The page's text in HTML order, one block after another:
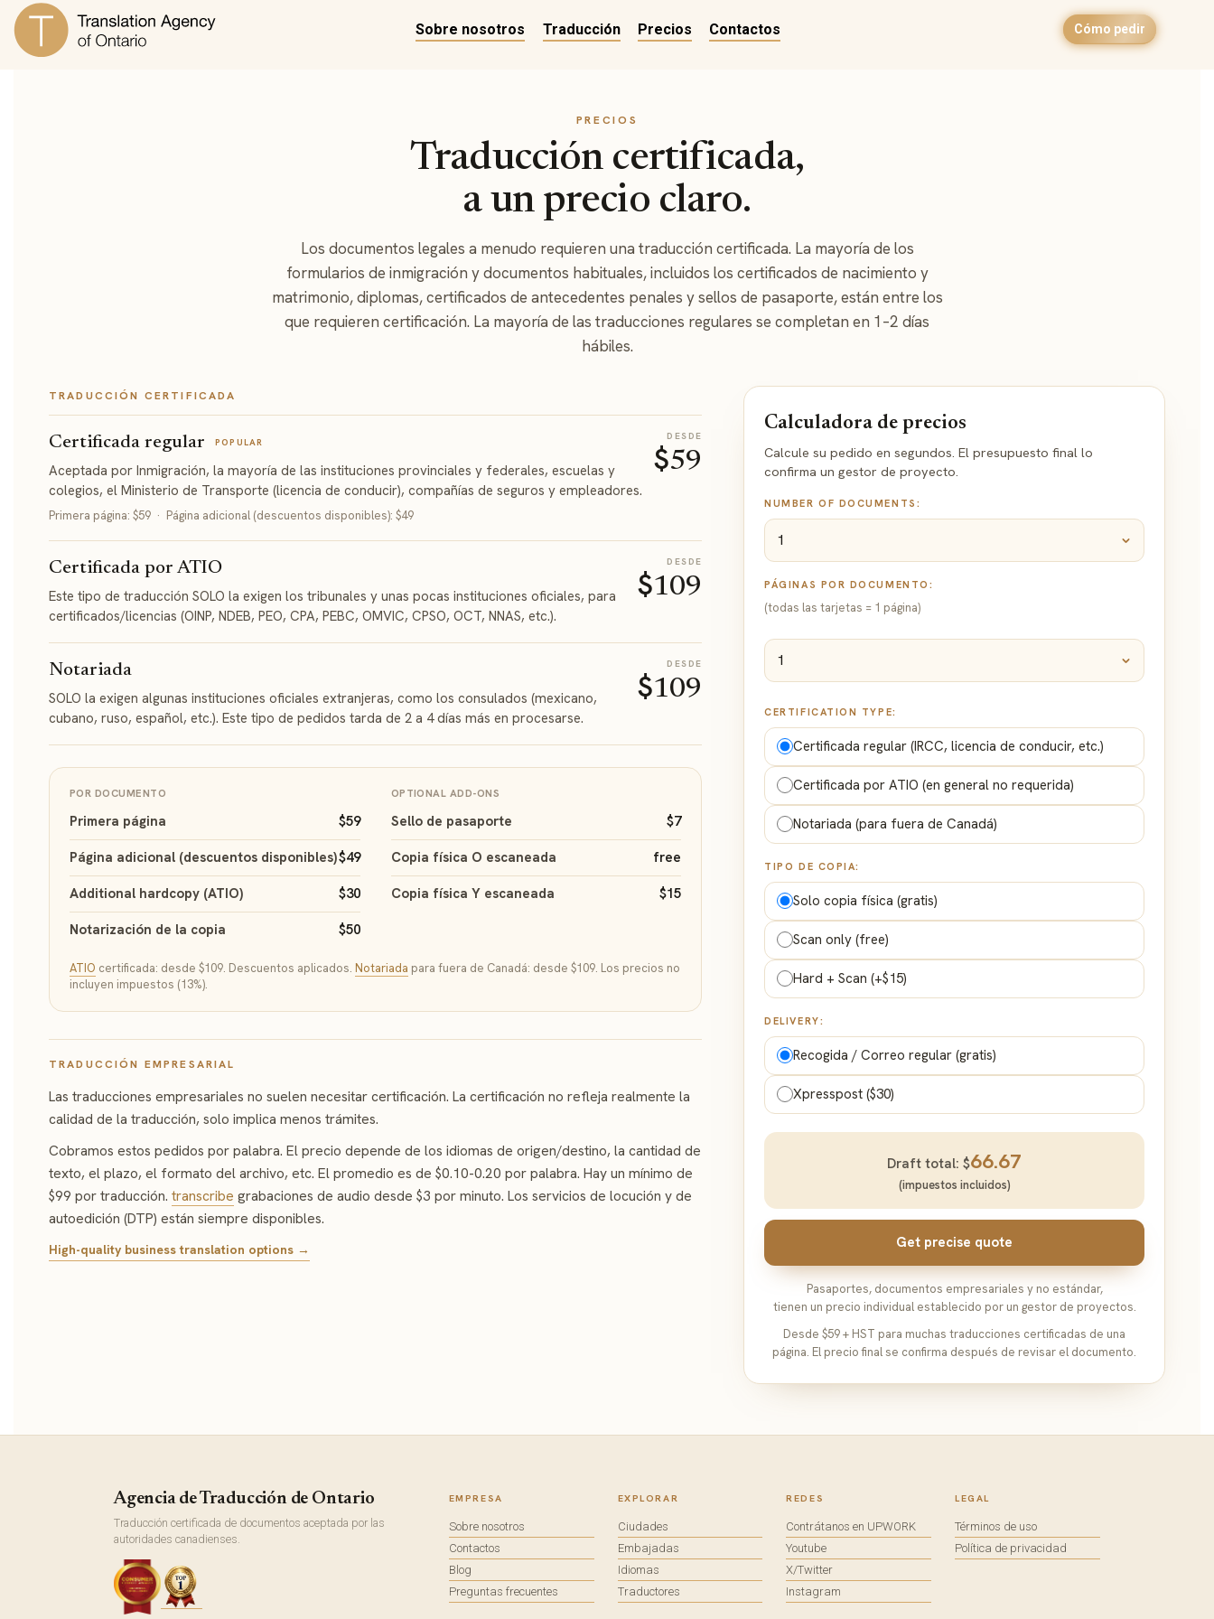
Cómo pedir
Sobre nosotros Traducción Precios Contactos
PRECIOS
Traducción certificada,
a un precio claro.
Los documentos legales a menudo requieren una traducción certificada. La mayoría de los
formularios de inmigración y documentos habituales, incluidos los certificados de nacimiento y
matrimonio, diplomas, certificados de antecedentes penales y sellos de pasaporte, están entre los
que requieren certificación. La mayoría de las traducciones regulares se completan en 1–2 días
hábiles.
TRADUCCIÓN CERTIFICADA
Certificada regular POPULAR
Aceptada por Inmigración, la mayoría de las instituciones provinciales y federales, escuelas y
colegios, el Ministerio de Transporte (licencia de conducir), compañías de seguros y empleadores.
Primera página: $59 · Página adicional (descuentos disponibles): $49
DESDE
$59
Certificada por ATIO
Este tipo de traducción SOLO la exigen los tribunales y unas pocas instituciones oficiales, para
certificados/licencias (OINP, NDEB, PEO, CPA, PEBC, OMVIC, CPSO, OCT, NNAS, etc.).
DESDE
$109
Notariada
SOLO la exigen algunas instituciones oficiales extranjeras, como los consulados (mexicano,
cubano, ruso, español, etc.). Este tipo de pedidos tarda de 2 a 4 días más en procesarse.
DESDE
$109
POR DOCUMENTO
Primera página
$59
Página adicional (descuentos disponibles)$49
Additional hardcopy (ATIO)
$30
Notarización de la copia
$50
OPTIONAL ADD-ONS
Sello de pasaporte
$7
Copia física O escaneada
free
Copia física Y escaneada
$15
ATIO certificada: desde $109. Descuentos aplicados. Notariada para fuera de Canadá: desde $109. Los precios no
incluyen impuestos (13%).
TRADUCCIÓN EMPRESARIAL
Las traducciones empresariales no suelen necesitar certificación. La certificación no refleja realmente la
calidad de la traducción, solo implica menos trámites.
Cobramos estos pedidos por palabra. El precio depende de los idiomas de origen/destino, la cantidad de
texto, el plazo, el formato del archivo, etc. El promedio es de $0.10-0.20 por palabra. Hay un mínimo de
$99 por traducción. transcribe grabaciones de audio desde $3 por minuto. Los servicios de locución y de
autoedición (DTP) están siempre disponibles.
High-quality business translation options →
Calculadora de precios
Calcule su pedido en segundos. El presupuesto final lo
confirma un gestor de proyecto.
NUMBER OF DOCUMENTS:
PÁGINAS POR DOCUMENTO:
(todas las tarjetas = 1 página)
CERTIFICATION TYPE:
Certificada regular (IRCC, licencia de conducir, etc.)
Certificada por ATIO (en general no requerida)
Notariada (para fuera de Canadá)
TIPO DE COPIA:
Solo copia física (gratis)
Scan only (free)
Hard + Scan (+$15)
DELIVERY:
Recogida / Correo regular (gratis)
Xpresspost ($30)
Draft total: $66.67
(impuestos incluidos)
Get precise quote
Pasaportes, documentos empresariales y no estándar,
tienen un precio individual establecido por un gestor de proyectos.
Desde $59 + HST para muchas traducciones certificadas de una
página. El precio final se confirma después de revisar el documento.
Agencia de Traducción de Ontario
Traducción certificada de documentos aceptada por las
autoridades canadienses.
EMPRESA
Sobre nosotros
Contactos
Blog
Preguntas frecuentes
EXPLORAR
Ciudades
Embajadas
Idiomas
Traductores
REDES
Contrátanos en UPWORK
Youtube
X/Twitter
Instagram
LEGAL
Términos de uso
Política de privacidad